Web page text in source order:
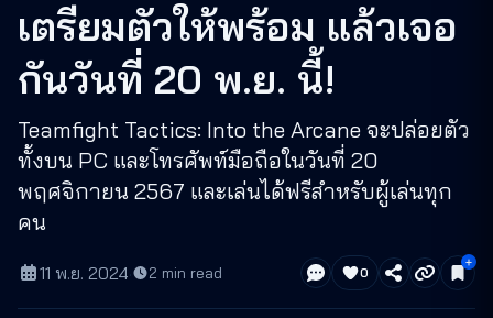
เตรียมตัวให้พร้อม แล้วเจอ
กันวันที่ 20 พ.ย. นี้!
Teamfight Tactics: Into the Arcane จะปล่อยตัว
ทั้งบน PC และโทรศัพท์มือถือในวันที่ 20
พฤศจิกายน 2567 และเล่นได้ฟรีสำหรับผู้เล่นทุก
คน
11 พ.ย. 2024· 2 min read 0